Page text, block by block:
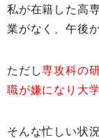
私が在籍した高
業がなく、午後
ただし専攻科の
職が嫌になり大
そんな忙しい状